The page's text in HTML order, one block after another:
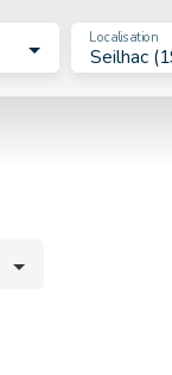
Seilhac
Localisation